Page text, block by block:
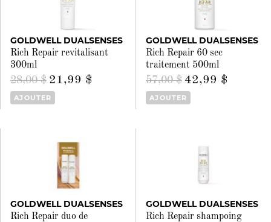
GOLDWELL DUALSENSES
Rich Repair revitalisant
300ml
28,00 $ 21,99 $
AJOUTER
GOLDWELL DUALSENSES
Rich Repair 60 sec
traitement 500ml
57,00 $ 42,99 $
AJOUTER
GOLDWELL DUALSENSES
Rich Repair duo de
GOLDWELL DUALSENSES
Rich Repair shampoing